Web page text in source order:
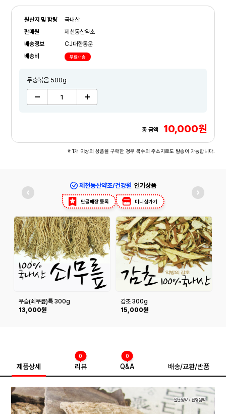
원산지 및 함량
국내산
판매원
제천동산약초
배송정보
CJ대한통운
배송비
무료배송
두충볶음 500g
총 금액 10,000원
※ 1개 이상의 상품을 구매한 경우 복수의 주소지로도 발송이 가능합니다.
제천동산약초/건강원 인기상품
단골매장 등록 미니샵가기
우슬(쇠무릎)특 300g
13,000원
감초 300g
15,000원
제품상세 리뷰
0
Q&A
0
배송/교환/반품